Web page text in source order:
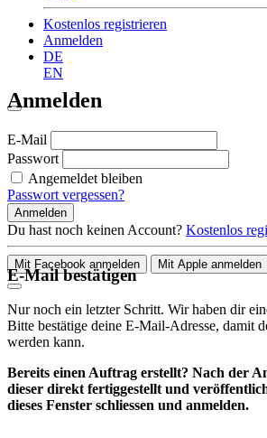
Kostenlos registrieren
Anmelden
DE
EN
Anmelden
E-Mail
Passwort
Angemeldet bleiben
Passwort vergessen?
Anmelden
Du hast noch keinen Account? Kostenlos
Mit Facebook anmelden Mit Apple anmelden
E-Mail bestätigen
Nur noch ein letzter Schritt. Wir haben dir
Bitte bestätige deine E-Mail-Adresse, damit
werden kann.
Bereits einen Auftrag erstellt? Nach der
dieser direkt fertiggestellt und
dieses Fenster schliessen und anmelden.